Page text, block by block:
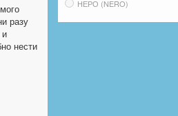
разу
нести
НЕРО (NERO)